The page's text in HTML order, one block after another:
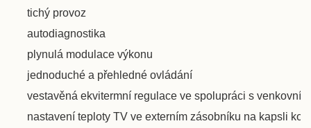
tichý provoz
autodiagnostika
plynulá modulace výkonu
jednoduché a přehledné ovládání
vestavěná ekvitermní regulace ve spolupráci s
nastavení teploty TV ve externím zásobníku na kapsli kotli